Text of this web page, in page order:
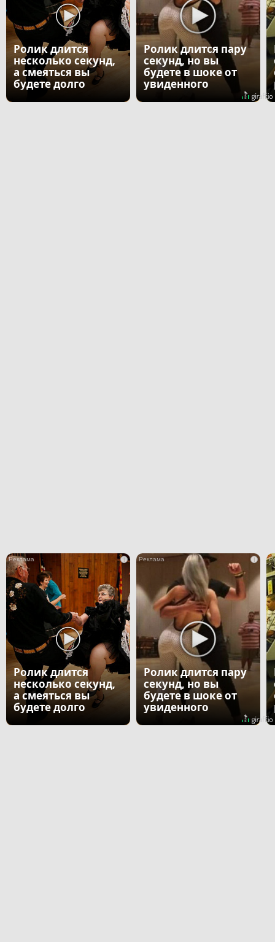
Ролик длится
несколько секунд,
а смеяться вы
будете долго
Ролик длится пару
секунд, но вы
будете в шоке от
увиденного
i
Ролик длится
несколько секунд,
а смеяться вы
будете долго
i
Ролик длится пару
секунд, но вы
будете в шоке от
увиденного